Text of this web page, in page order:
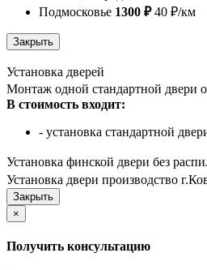
Подмосковье 1300 ₽40 ₽/км
Установка дверей
Монтаж одной стандартной двери
В стоимость входит:
- установка стандартной
Установка финской двери без
Установка двери производство
×
Получить консультацию